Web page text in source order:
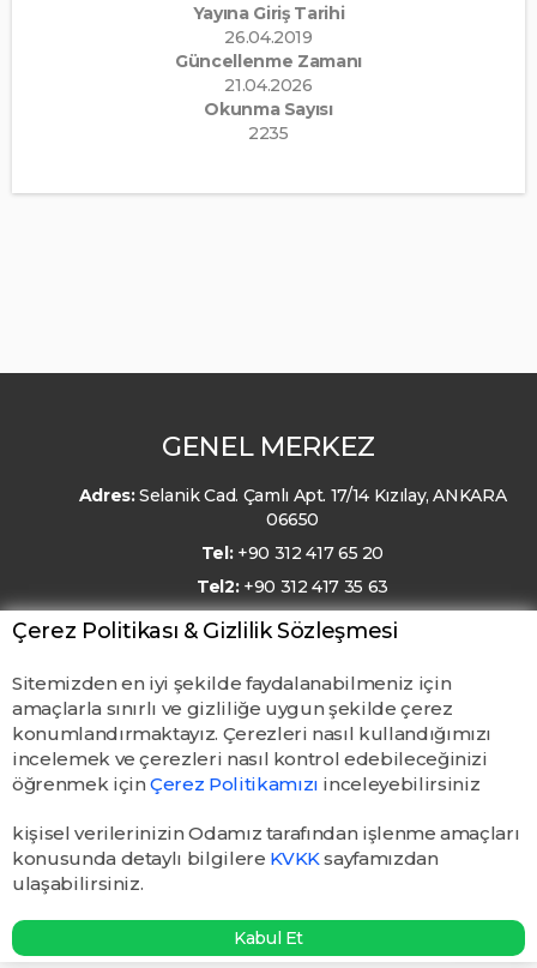
Yayına Giriş Tarihi
26.04.2019
Güncellenme Zamanı
21.04.2026
Okunma Sayısı
2235
GENEL MERKEZ
Adres:Selanik Cad. Çamlı Apt. 17/14 Kızılay, ANKARA
06650
Tel: +90 312 417 65 20
Tel2: +90 312 417 35 63
E-Posta: kmo@kmo.org.tr
Çerez Politikası & Gizlilik Sözleşmesi
Sitemizden en iyi şekilde faydalanabilmeniz için
amaçlarla sınırlı ve gizliliğe uygun şekilde çerez
konumlandırmaktayız. Çerezleri nasıl kullandığımızı
incelemek ve çerezleri nasıl kontrol edebileceğinizi
öğrenmek içinÇerez Politikamızı inceleyebilirsiniz
kişisel verilerinizin Odamız tarafından işlenme amaçları
konusunda detaylı bilgilere KVKKsayfamızdan
ulaşabilirsiniz.
Kabul Et